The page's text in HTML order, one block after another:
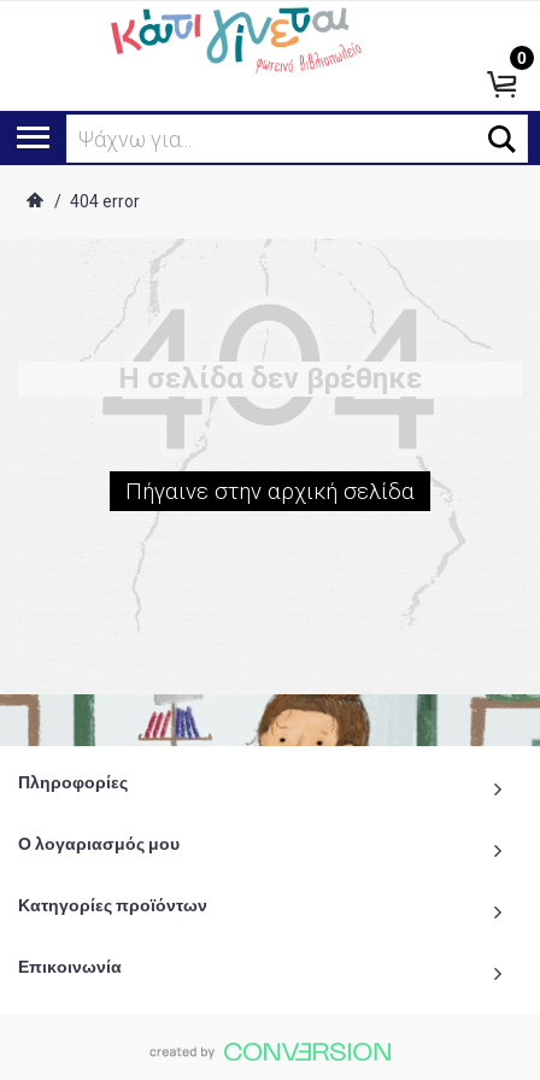
Ψάχνω για...
0
/ 404 error
Η σελίδα δεν βρέθηκε
Πήγαινε στην αρχική σελίδα
Πληροφορίες
Ο λογαριασμός μου
Κατηγορίες προϊόντων
Επικοινωνία